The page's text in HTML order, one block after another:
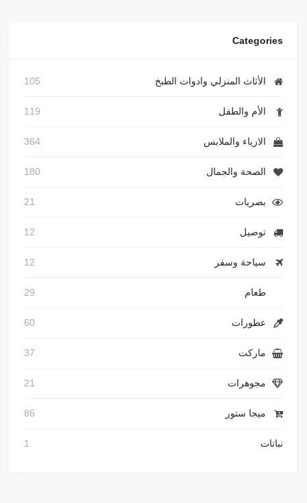
Categories
الأثاث المنزلي وادوات الطبخ 105
الأم والطفل 119
الازياء والملابس 364
الصحة والجمال 180
بصريات 21
توصيل 12
سياحة وسفر 12
طعام 29
عطورات 60
ماركت 37
مجوهرات 21
ميجا ستور 86
نباتات 1